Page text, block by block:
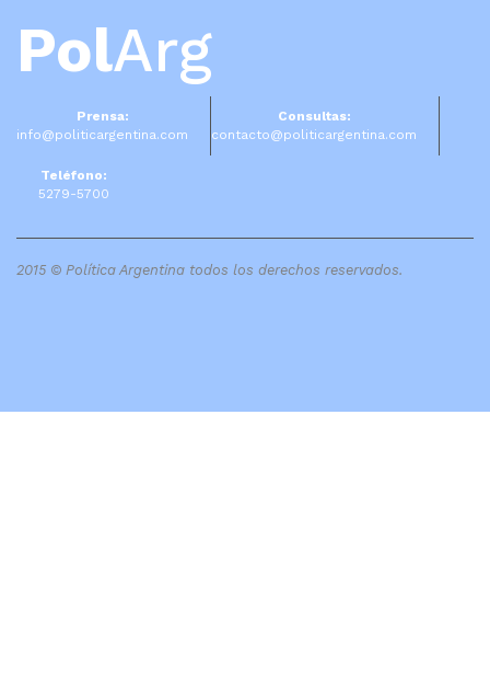
PolArg
Prensa:
info@politicargentina.com
Consultas:
contacto@politicargentina.com
Teléfono:
5279-5700
2015 © Política Argentina todos los derechos reservados.